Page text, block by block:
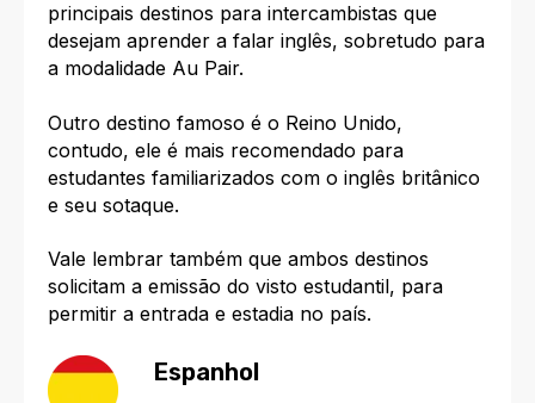
principais destinos para intercambistas que
desejam aprender a falar inglês, sobretudo para
a modalidade Au Pair.
Outro destino famoso é o Reino Unido,
contudo, ele é mais recomendado para
estudantes familiarizados com o inglês britânico
e seu sotaque.
Vale lembrar também que ambos destinos
solicitam a emissão do visto estudantil, para
permitir a entrada e estadia no país.
Espanhol